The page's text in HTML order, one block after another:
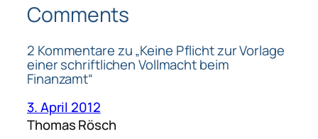
Comments
2 Kommentare zu „Keine Pflicht zur Vorlage
einer schriftlichen Vollmacht beim
Finanzamt“
3. April 2012
Thomas Rösch